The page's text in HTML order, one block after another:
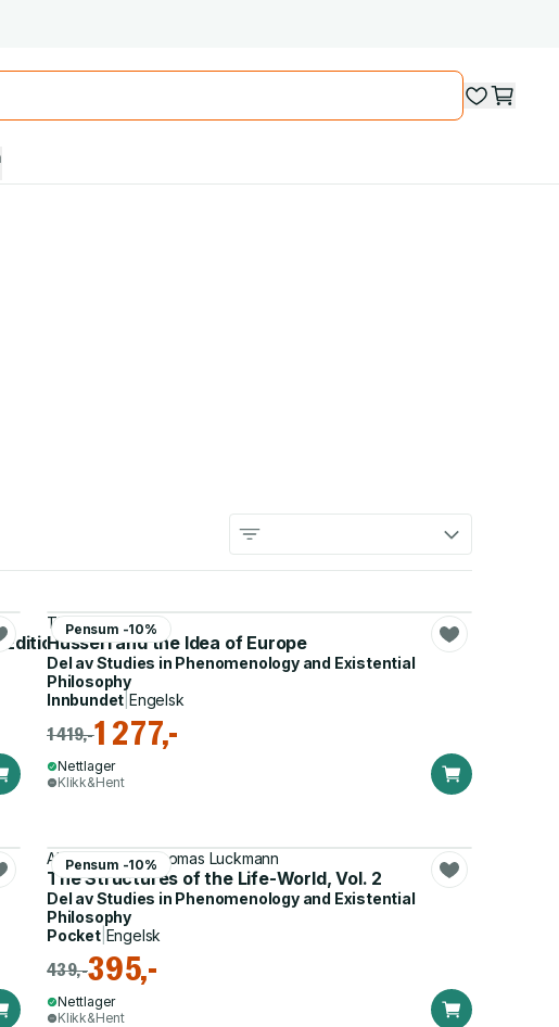
Edition
Pensum -10%
Timo Miettinen
Husserl and the Idea of Europe
Del avStudies in Phenomenology and Existential
Philosophy
Innbundet |Engelsk
1 419,-1 277,-
Nettlager
Klikk&Hent
Pensum -10%
Alfred Schutz, Thomas Luckmann
The Structures of the Life-World, Vol. 2
Del avStudies in Phenomenology and Existential
Philosophy
Pocket| Engelsk
439,-395,-
Nettlager
Klikk&Hent